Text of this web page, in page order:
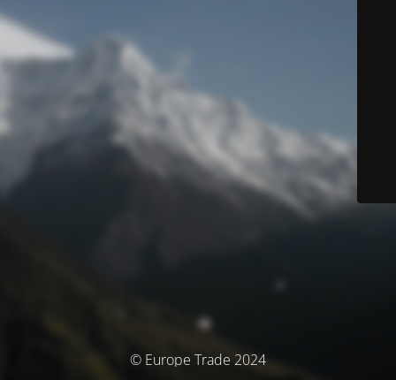
© Europe Trade 2024